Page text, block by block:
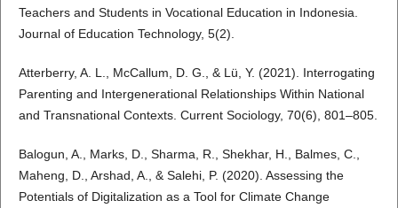
Teachers and Students in Vocational Education in Indonesia.
Journal of Education Technology, 5(2).
Atterberry, A. L., McCallum, D. G., & Lü, Y. (2021). Interrogating
Parenting and Intergenerational Relationships Within National
and Transnational Contexts. Current Sociology, 70(6), 801–805.
Balogun, A., Marks, D., Sharma, R., Shekhar, H., Balmes, C.,
Maheng, D., Arshad, A., & Salehi, P. (2020). Assessing the
Potentials of Digitalization as a Tool for Climate Change